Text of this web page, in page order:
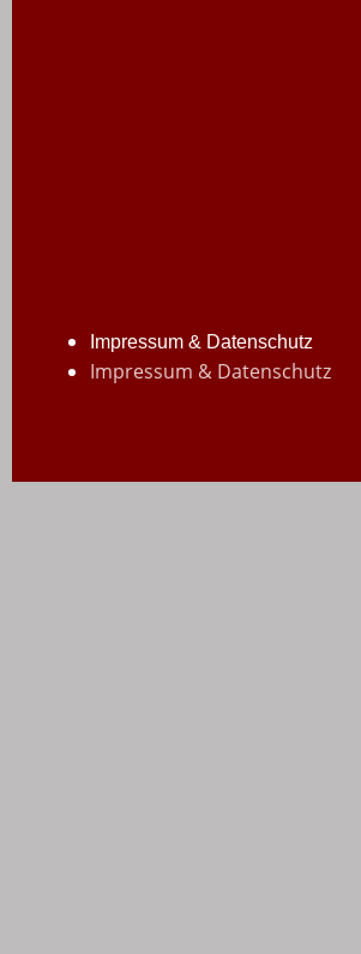
Impressum & Datenschutz
Impressum & Datenschutz